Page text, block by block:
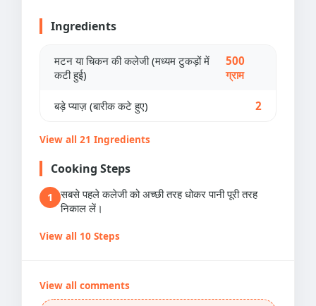
Ingredients
मटन या चिकन की कलेजी (मध्यम टुकड़ों में
कटी हुई)
500
ग्राम
बड़े प्याज़ (बारीक कटे हुए) 2
View all 21 Ingredients
Cooking Steps
1
सबसे पहले कलेजी को अच्छी तरह धोकर पानी पूरी तरह
निकाल लें।
View all 10 Steps
View all comments